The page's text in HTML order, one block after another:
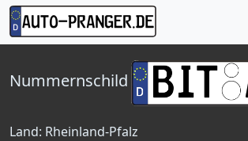
Nummernschild
Land: Rheinland-Pfalz